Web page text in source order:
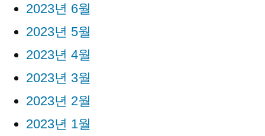
2023년 6월
2023년 5월
2023년 4월
2023년 3월
2023년 2월
2023년 1월